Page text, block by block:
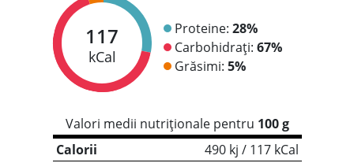
117
kCal
Proteine: 28%
Carbohidrați: 67%
Grăsimi: 5%
Valori medii nutriționale pentru 100 g
Calorii
490 kj / 117 kCal